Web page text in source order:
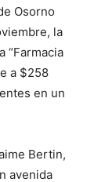
Osorno
la
“Farmacia
a $258
en un
Bertin,
avenida